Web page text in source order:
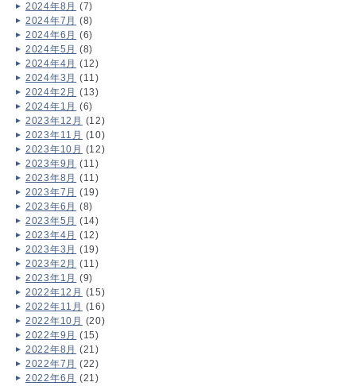
2024年8月 (7)
2024年7月 (8)
2024年6月 (6)
2024年5月 (8)
2024年4月 (12)
2024年3月 (11)
2024年2月 (13)
2024年1月 (6)
2023年12月 (12)
2023年11月 (10)
2023年10月 (12)
2023年9月 (11)
2023年8月 (11)
2023年7月 (19)
2023年6月 (8)
2023年5月 (14)
2023年4月 (12)
2023年3月 (19)
2023年2月 (11)
2023年1月 (9)
2022年12月 (15)
2022年11月 (16)
2022年10月 (20)
2022年9月 (15)
2022年8月 (21)
2022年7月 (22)
2022年6月 (21)